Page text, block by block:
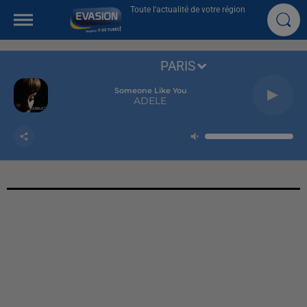
Toute l'actualité de votre région
Someone Like You
ADELE
PARIS